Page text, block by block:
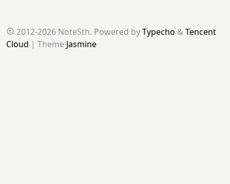
2012-2026 NoteSth. Powered byTypecho &Tencent
Cloud | Theme Jasmine